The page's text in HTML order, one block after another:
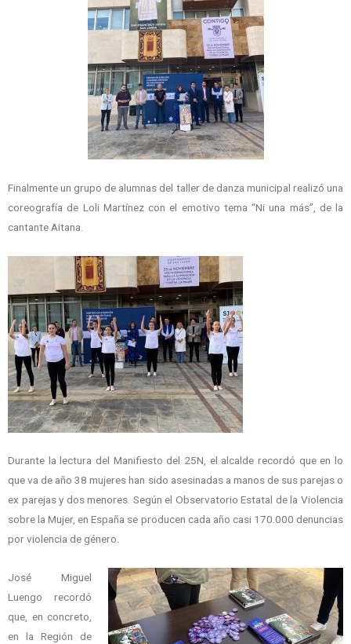
Finalmente un grupo de alumnas del taller de danza municipal realizó una
coreografía de Loli Martínez con el emotivo tema “Ni una más”, de la
cantante Aitana.
Durante la lectura del Manifiesto del 25N, el alcalde recordó que en lo
que va de año 38 mujeres han sido asesinadas a manos de sus parejas o
ex parejas y dos menores. Según el Observatorio Estatal de la Violencia
sobre la Mujer, en España se producen cada año casi 170.000 denuncias
por violencia de género.
José Miguel
Luengo recordó
que, en concreto,
en la Región de